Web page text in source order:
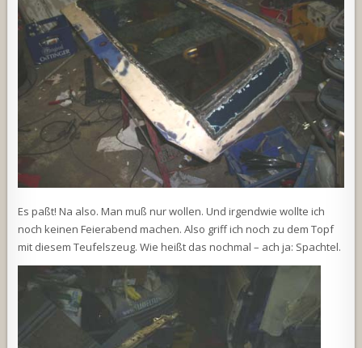
Es paßt! Na also. Man muß nur wollen. Und irgendwie wollte ich
noch keinen Feierabend machen. Also griff ich noch zu dem Topf
mit diesem Teufelszeug. Wie heißt das nochmal – ach ja: Spachtel.